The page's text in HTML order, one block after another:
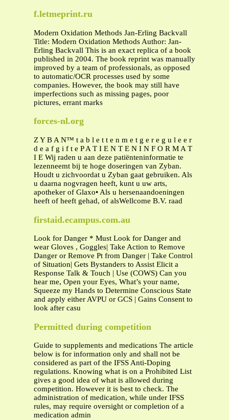
f.letmeprint.ru
Modern Oxidation Methods Jan-Erling Backvall
Title: Modern Oxidation Methods Author: Jan-
Erling Backvall This is an exact replica of a book
published in 2004. The book reprint was manually
improved by a team of professionals, as opposed
to automatic/OCR processes used by some
companies. However, the book may still have
imperfections such as missing pages, poor
pictures, errant marks
forces-nl.org
Z Y B A N™ t a b l e t t e n m e t g e r e g u l e e r
d e a f g i f t e P A T I E N T E N I N F O R M A T
I E Wij raden u aan deze patiënteninformatie te
lezenneemt bij te hoge doseringen van Zyban.
Houdt u zichvoordat u Zyban gaat gebruiken. Als
u daarna nogvragen heeft, kunt u uw arts,
apotheker of Glaxo• Als u hersenaandoeningen
heeft of heeft gehad, of alsWellcome B.V. raad
firstaid.ecampus.com.au
Look for Danger * Must Look for Danger and
wear Gloves , Goggles| Take Action to Remove
Danger or Remove Pt from Danger | Take Control
of Situation| Gets Bystanders to Assist Elicit a
Response Talk & Touch | Use (COWS) Can you
hear me, Open your Eyes, What’s your name,
Squeeze my Hands to Determine Conscious State
and apply either AVPU or GCS | Gains Consent to
look after casu
Permitted during competition
Guide to supplements and medications The article
below is for information only and shall not be
considered as part of the IFSS Anti-Doping
regulations. Knowing what is on a Prohibited List
gives a good idea of what is allowed during
competition. However it is best to check. The
administration of medication, while under IFSS
rules, may require oversight or completion of a
medication admin